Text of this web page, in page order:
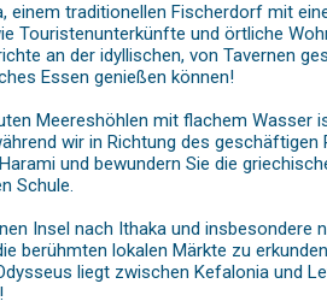
traditionellen Fischerdorf mit
Touristenunterkünfte und örtliche
an der idyllischen, von Tavernen
Essen genießen können!
Meereshöhlen mit flachem Wasser
wir in Richtung des
und bewundern Sie die
Schule.
Insel nach Ithaka und
berühmten lokalen Märkte zu
liegt zwischen Kefalonia und